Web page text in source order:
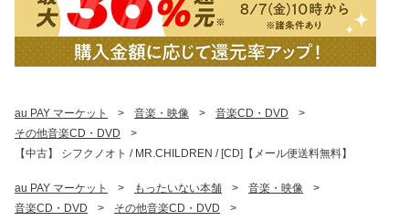
au PAY マーケット > 音楽・映像 > 音楽CD・DVD
>
その他音楽CD・DVD
>
【中古】 シフクノオト / MR.CHILDREN / [CD]【メール便送料無料】
au PAY マーケット > もったいない本舗 > 音楽・映像
>
音楽CD・DVD
> その他音楽CD・DVD
>